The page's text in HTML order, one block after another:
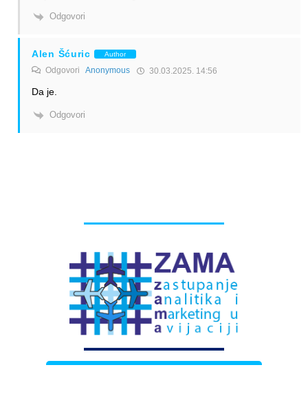
Odgovori
Alen Šćuric Author
Odgovori Anonymous 30.03.2025. 14:56
Da je.
Odgovori